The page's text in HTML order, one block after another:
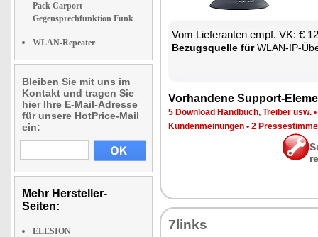
Pack Carport
Gegensprechfunktion Funk
WLAN-Repeater
Bleiben Sie mit uns im
Kontakt und tragen Sie
hier Ihre E-Mail-Adresse
für unsere HotPrice-Mail
ein:
Mehr Hersteller-
Seiten:
ELESION
Vom Lie­fe­ran­ten empf. VK: €
Be­zugs­quel­le fürWLAN-IP-
Vor­han­de­ne Sup­port-
5 Down­load Hand­buch, Trei­ber usw. •
Kun­den­mei­nun­gen • 2
7links